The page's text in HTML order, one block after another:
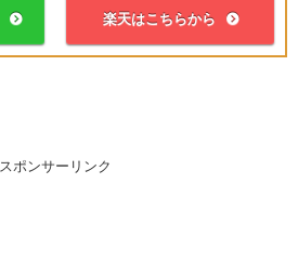
楽天はこちらから
スポンサーリンク